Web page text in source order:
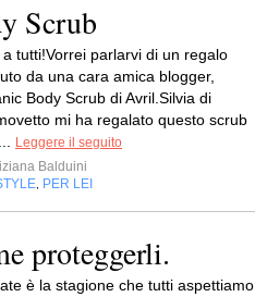
Scrub
a tutti!Vorrei parlarvi di un regalo
da una cara amica blogger,
Body Scrub di Avril.Silvia di
mi ha regalato questo scrub
Leggere il seguito
Balduini
PER LEI
proteggerli.
è la stagione che tutti aspettiamo